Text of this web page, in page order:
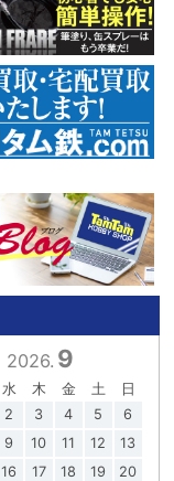
2026. 9
水 木 金 土
日
2 3 4 5
6
9 10 11 12
13
16 17 18 19
20